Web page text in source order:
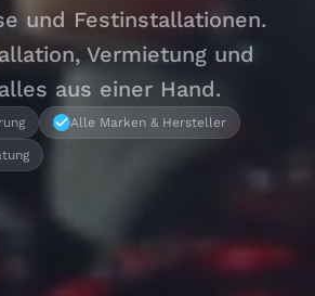
und Festinstallationen.
Vermietung und
aus einer Hand.
Alle Marken & Hersteller